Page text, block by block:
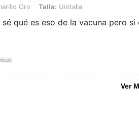
Oro, Talla: Unitalla
Oro Talla: Unitalla
qué es eso de la vacuna pero si
Ver